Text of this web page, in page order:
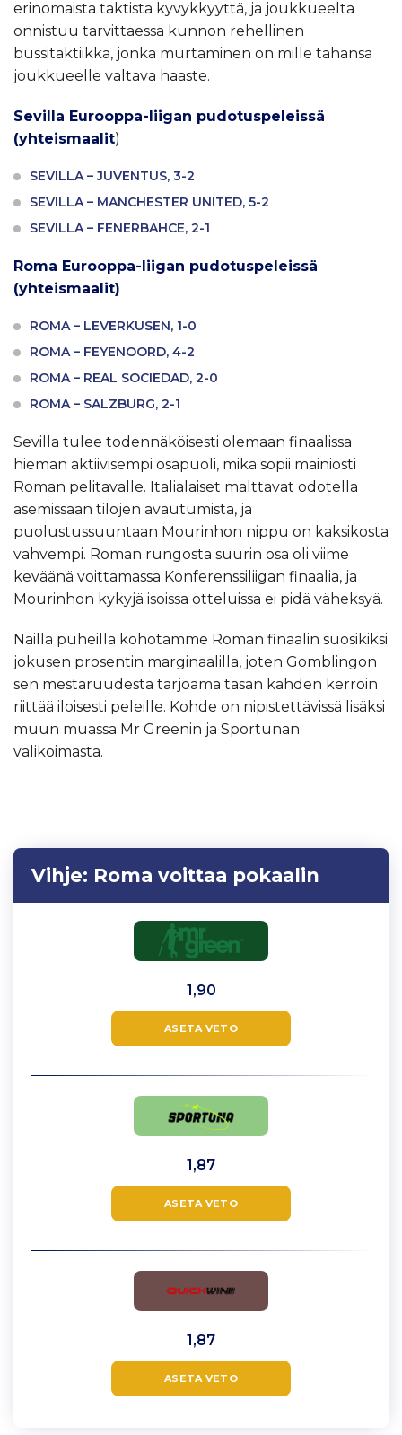
erinomaista taktista kyvykkyyttä, ja joukkueelta
onnistuu tarvittaessa kunnon rehellinen
bussitaktiikka, jonka murtaminen on mille tahansa
joukkueelle valtava haaste.
Sevilla Eurooppa-liigan pudotuspeleissä
(yhteismaalit)
SEVILLA – JUVENTUS, 3-2
SEVILLA – MANCHESTER UNITED, 5-2
SEVILLA – FENERBAHCE, 2-1
Roma Eurooppa-liigan pudotuspeleissä
(yhteismaalit)
ROMA – LEVERKUSEN, 1-0
ROMA – FEYENOORD, 4-2
ROMA – REAL SOCIEDAD, 2-0
ROMA – SALZBURG, 2-1
Sevilla tulee todennäköisesti olemaan finaalissa
hieman aktiivisempi osapuoli, mikä sopii mainiosti
Roman pelitavalle. Italialaiset malttavat odotella
asemissaan tilojen avautumista, ja
puolustussuuntaan Mourinhon nippu on kaksikosta
vahvempi. Roman rungosta suurin osa oli viime
keväänä voittamassa Konferenssiliigan finaalia, ja
Mourinhon kykyjä isoissa otteluissa ei pidä väheksyä.
Näillä puheilla kohotamme Roman finaalin suosikiksi
jokusen prosentin marginaalilla, joten Gomblingon
sen mestaruudesta tarjoama tasan kahden kerroin
riittää iloisesti peleille. Kohde on nipistettävissä lisäksi
muun muassa Mr Greenin ja Sportunan
valikoimasta.
Vihje: Roma voittaa pokaalin
1,90
ASETA VETO
1,87
ASETA VETO
1,87
ASETA VETO